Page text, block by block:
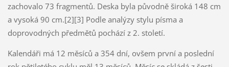
zachovalo 73 fragmentů. Deska byla původně široká 148 cm
a vysoká 90 cm.[2][3] Podle analýzy stylu písma a
doprovodných předmětů pochází z 2. století.
Kalendáři má 12 měsíců a 354 dní, ovšem první a poslední